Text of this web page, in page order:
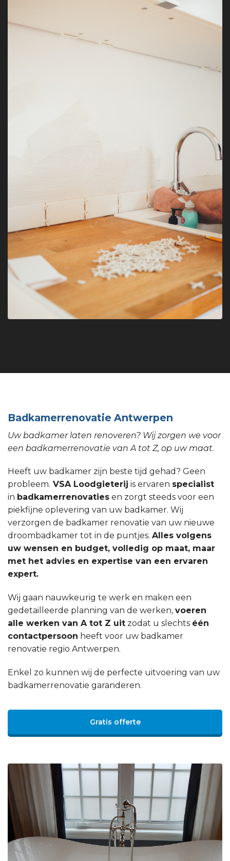
Badkamerrenovatie Antwerpen
Uw badkamer laten renoveren? Wij zorgen we voor
een badkamerrenovatie van A tot Z, op uw maat.
Heeft uw badkamer zijn beste tijd gehad? Geen
probleem. VSA Loodgieterij is ervaren specialist
in badkamerrenovaties en zorgt steeds voor een
piekfijne oplevering van uw badkamer. Wij
verzorgen de badkamer renovatie van uw nieuwe
droombadkamer tot in de puntjes. Alles volgens
uw wensen en budget, volledig op maat, maar
met het advies en expertise van een ervaren
expert.
Wij gaan nauwkeurig te werk en maken een
gedetailleerde planning van de werken, voeren
alle werken van A tot Z uit zodat u slechts één
contactpersoon heeft voor uw badkamer
renovatie regio Antwerpen.
Enkel zo kunnen wij de perfecte uitvoering van uw
badkamerrenovatie garanderen.
Gratis offerte